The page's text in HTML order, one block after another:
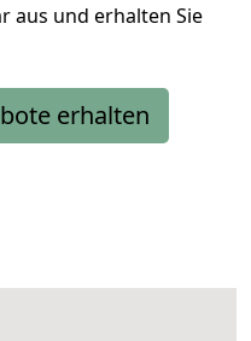
aus und erhalten Sie
erhalten